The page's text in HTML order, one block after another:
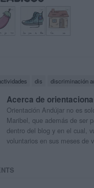
dis discriminación
Acerca de
Orientación Andújar no es
Maribel, que además de ser
dentro del blog y en el cual,
voluntarios en sus meses de